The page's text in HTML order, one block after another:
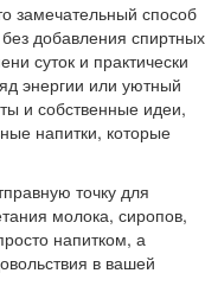
замечательный способ
добавления спиртных
суток и практически
энергии или уютный
и собственные идеи,
напитки, которые
точку для
молока, сиропов,
напитком, а
в вашей